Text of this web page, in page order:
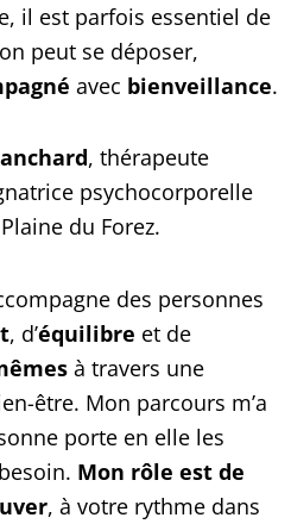
il est parfois essentiel de
peut se déposer,
avec bienveillance.
, thérapeute
psychocorporelle
du Forez.
des personnes
, d’équilibre et de
à travers une
être. Mon parcours m’a
porte en elle les
Mon rôle est de
, à votre rythme dans